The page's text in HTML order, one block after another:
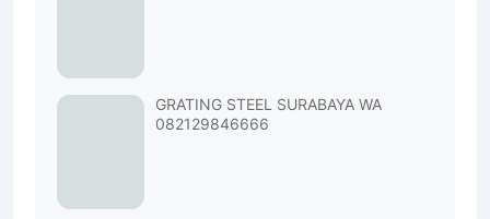
GRATING STEEL SURABAYA WA
082129846666